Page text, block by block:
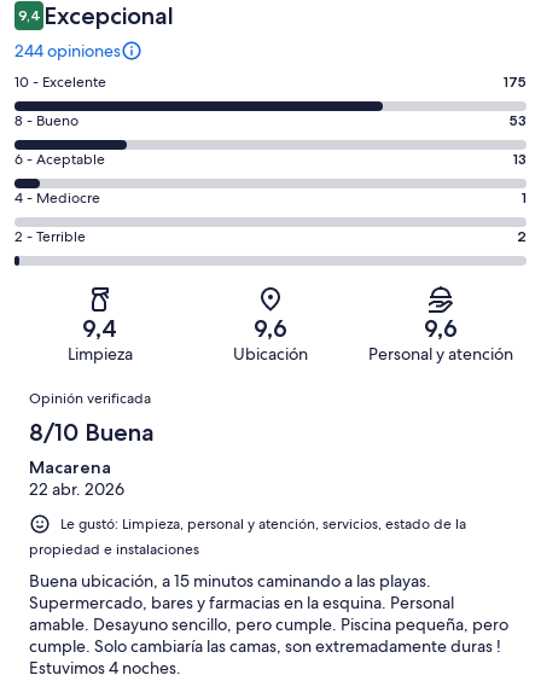
9,4 Excepcional
244 opiniones
Evaluación:
10
-
Excelente.
175
de
244
opiniones
10 - Excelente 175
Evaluación:
8
-
Bueno.
53
de
opiniones
8 - Bueno 53
Evaluación:
6
-
Aceptable.
13
opiniones
6 - Aceptable 13
Evaluación:
4
-
4 - Mediocre 1
Evaluación:
2
Terrible.
244
opiniones
2 - Terrible 2
9,4
Limpieza
9,6
Ubicación
9,6
Personal y atención
Opiniones
Opinión verificada
8/10 Buena
Macarena
22 abr. 2026
Le gustó: Limpieza, personal y atención, servicios, estado de la
propiedad e instalaciones
Buena ubicación, a 15 minutos caminando a las playas.
Supermercado, bares y farmacias en la esquina. Personal
amable. Desayuno sencillo, pero cumple. Piscina pequeña, pero
cumple. Solo cambiaría las camas, son extremadamente duras !
Estuvimos 4 noches.